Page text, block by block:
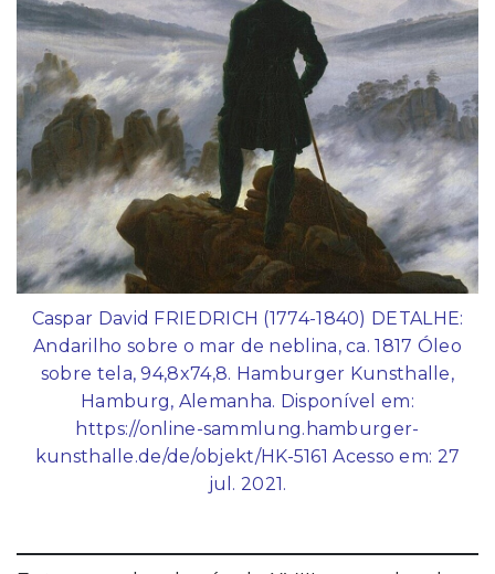
Caspar David FRIEDRICH (1774-1840) DETALHE:
Andarilho sobre o mar de neblina, ca. 1817 Óleo
sobre tela, 94,8x74,8. Hamburger Kunsthalle,
Hamburg, Alemanha. Disponível em:
https://online-sammlung.hamburger-
kunsthalle.de/de/objekt/HK-5161 Acesso em: 27
jul. 2021.